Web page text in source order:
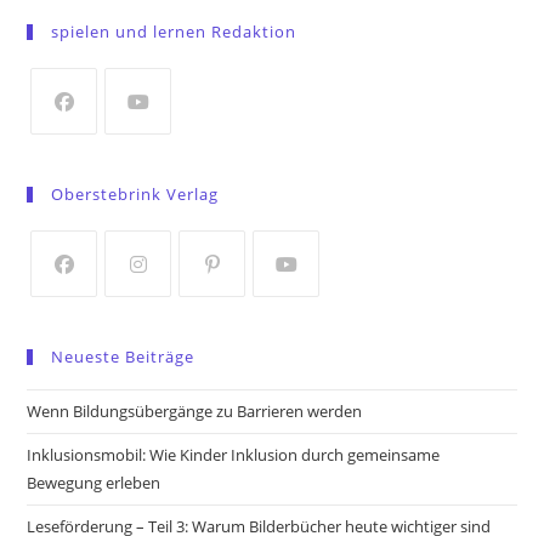
a
tab
spielen und lernen Redaktion
a
tab
tab
Oberstebrink Verlag
a
new
new
a
new
new
Neueste Beiträge
Wenn Bildungsübergänge zu Barrieren werden
Inklusionsmobil: Wie Kinder Inklusion durch gemeinsame
Bewegung erleben
Leseförderung – Teil 3: Warum Bilderbücher heute wichtiger sind